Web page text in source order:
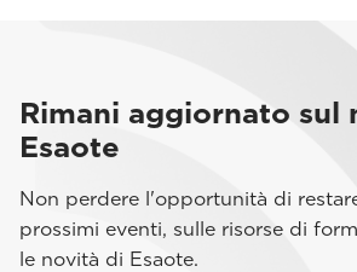
Rimani aggiornato sul
Esaote
Non perdere l'opportunità di
prossimi eventi, sulle risorse di
le novità di Esaote.